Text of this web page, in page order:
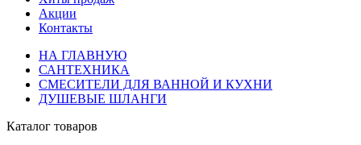
Акции
Контакты
НА ГЛАВНУЮ
САНТЕХНИКА
СМЕСИТЕЛИ ДЛЯ ВАННОЙ И КУХНИ
ДУШЕВЫЕ ШЛАНГИ
Каталог товаров